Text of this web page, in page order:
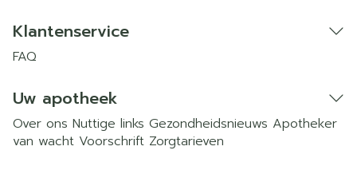
Klantenservice
FAQ
Uw apotheek
Over ons Nuttige links Gezondheidsnieuws Apotheker
van wacht Voorschrift Zorgtarieven